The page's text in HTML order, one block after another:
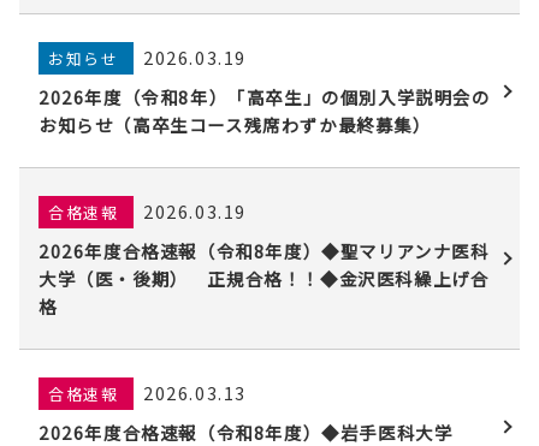
お知らせ
2026.03.19
2026年度（令和8年）「高卒生」の個別入学説明会の
お知らせ（高卒生コース残席わずか最終募集）
合格速報
2026.03.19
2026年度合格速報（令和8年度）◆聖マリアンナ医科
大学（医・後期） 正規合格！！◆金沢医科繰上げ合
格
合格速報
2026.03.13
2026年度合格速報（令和8年度）◆岩手医科大学